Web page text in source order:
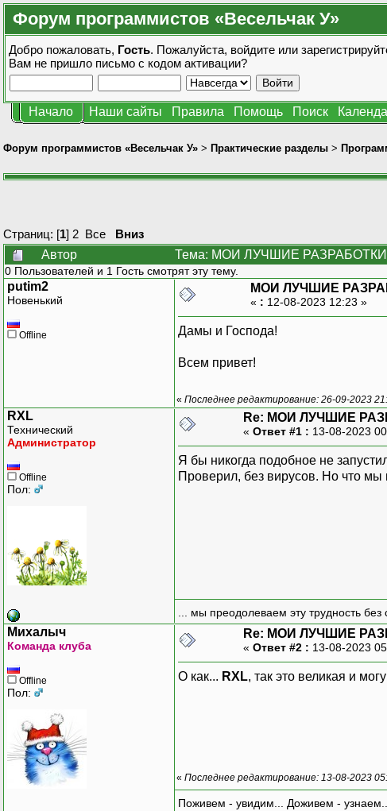
Форум программистов «Весельчак У»
Добро пожаловать, Гость. Пожалуйста, войдите или
Вам не пришло письмо с кодом активации?
Начало Наши сайты Правила Помощь Поиск
Форум программистов «Весельчак У» > Практические разделы >
Страниц: [1] 2 Все Вниз
Автор
Тема: МОИ ЛУЧШИЕ РАЗРАБОТКИ!
0 Пользователей и 1 Гость смотрят эту тему.
putim2
Новенький
Offline
МОИ ЛУЧШИЕ
« : 12-08-2023 12:23 »
Дамы и Господа!
Всем привет!
« Последнее редактирование: 26-09-2023
RXL
Технический
Администратор
Offline
Пол:
Re: МОИ ЛУЧШИЕ
« Ответ #1 : 13-08-2023
Я бы никогда подобное не
Проверил, без вирусов. Но что мы
... мы преодолеваем эту трудность
Михалыч
Команда клуба
Offline
Пол:
Re: МОИ ЛУЧШИЕ
« Ответ #2 : 13-08-2023
О как... RXL, так это великая и
« Последнее редактирование: 13-08-2023
Поживем - увидим... Доживем -